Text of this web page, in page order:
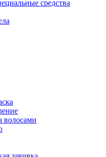
средства
волосами